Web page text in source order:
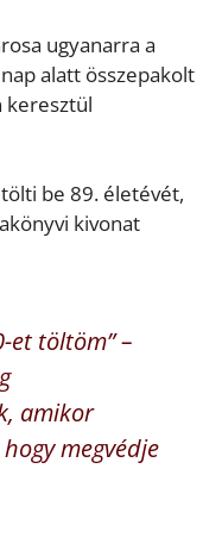
ugyanarra a
alatt összepakolt
keresztül
be 89. életévét,
kivonat
et töltöm” –
amikor
megvédje